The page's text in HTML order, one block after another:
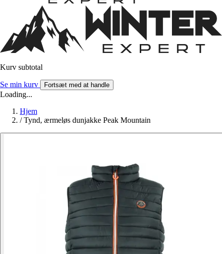
Kurv subtotal
Se min kurv Fortsæt med at handle
Loading...
Hjem
/ Tynd, ærmeløs dunjakke Peak Mountain